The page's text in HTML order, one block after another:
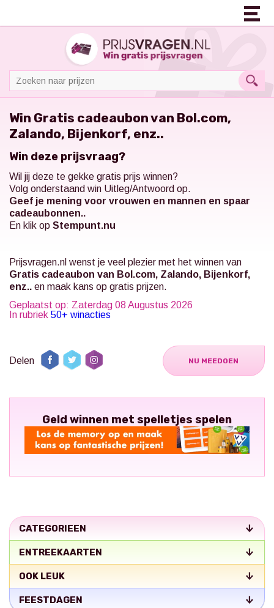
Win Gratis cadeaubon van Bol.com,
Zalando, Bijenkorf, enz..
Win deze prijsvraag?
Wil jij deze te gekke gratis prijs winnen?
Volg onderstaand win Uitleg/Antwoord op.
Geef je mening voor vrouwen en mannen en spaar
cadeaubonnen..
En klik op Stempunt.nu
Prijsvragen.nl wenst je veel plezier met het winnen van
Gratis cadeaubon van Bol.com, Zalando, Bijenkorf,
enz.. en maak kans op gratis prijzen.
Geplaatst op: Zaterdag 08 Augustus 2026
In rubriek 50+ winacties
Delen NU MEEDOEN
Geld winnen met spelletjes spelen
CATEGORIEEN
ENTREEKAARTEN
OOK LEUK
FEESTDAGEN